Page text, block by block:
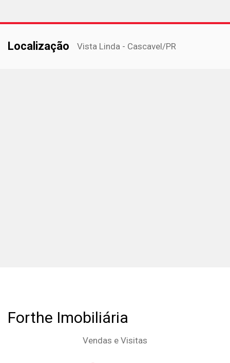
Localização Vista Linda - Cascavel/PR
Forthe Imobiliária
Vendas e Visitas